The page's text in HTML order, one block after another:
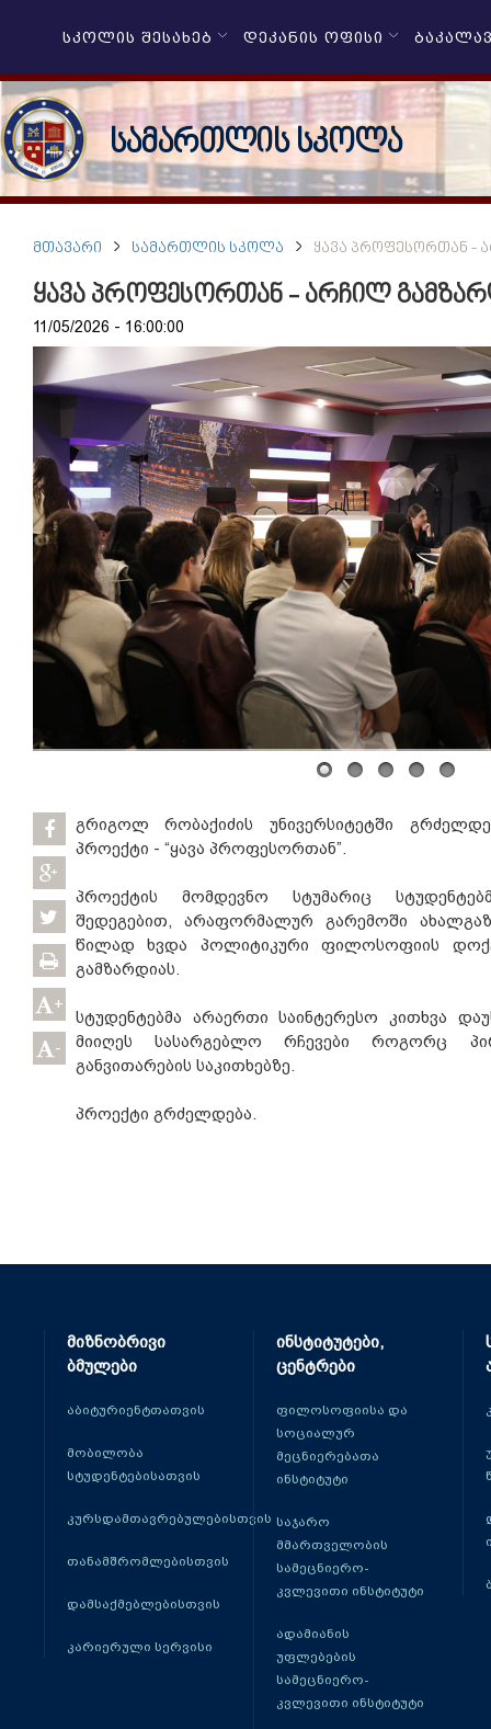
ᲡᲙᲝᲚᲘᲡ ᲨᲔᲡᲐᲮᲔᲑ ᲓᲔᲙᲐᲜᲘᲡ ᲝᲤᲘᲡᲘ
სამართლის სკოლა
ᲛᲗᲐᲕᲐᲠᲘ ᲡᲐᲛᲐᲠᲗᲚᲘᲡ ᲡᲙᲝᲚᲐ ᲧᲐᲕᲐ ᲞᲠᲝᲤᲔᲡᲝᲠᲗᲐᲜ -
ყავა პროფესორთან - არჩილ
11/05/2026 - 16:00:00
+
-
გრიგოლ რობაქიძის უნივერსიტეტში
პროექტი - “ყავა პროფესორთან”.
პროექტის მომდევნო სტუმარიც
შედეგებით, არაფორმალურ გარემოში
წილად ხვდა პოლიტიკური ფილოსოფიის
გამზარდიას.
სტუდენტებმა არაერთი საინტერესო კითხვა
მიიღეს სასარგებლო რჩევები როგორც
განვითარების საკითხებზე.
პროექტი გრძელდება.
მიზნობრივი
ბმულები
აბიტურიენტთათვის
მობილობა
სტუდენტებისათვის
კურსდამთავრებულებისთვის
თანამშრომლებისთვის
დამსაქმებლებისთვის
კარიერული სერვისი
ინსტიტუტები,
ცენტრები
ფილოსოფიისა და
სოციალურ
მეცნიერებათა
ინსტიტუტი
საჯარო
მმართველობის
სამეცნიერო-
კვლევითი ინსტიტუტი
ადამიანის
უფლებების
სამეცნიერო-
კვლევითი ინსტიტუტი